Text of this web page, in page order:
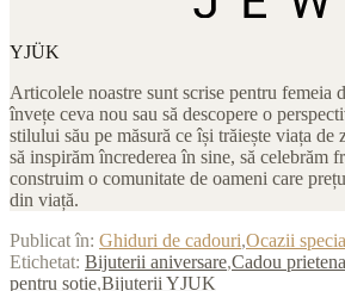
YJÜK
Articolele noastre sunt scrise pentru femeia
învețe ceva nou sau să descopere o
stilului său pe măsură ce își trăiește viața
să inspirăm încrederea în sine, să celebrăm
construim o comunitate de oameni care
din viață.
Publicat în: Ghiduri de cadouri,Ocazii
Etichetat: Bijuterii aniversare,Cadou prietena
pentru soție,Bijuterii YJUK